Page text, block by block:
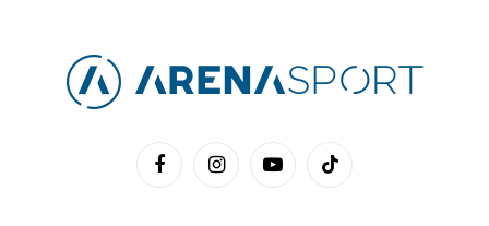
FacebookInstagramYouTubeTikTok